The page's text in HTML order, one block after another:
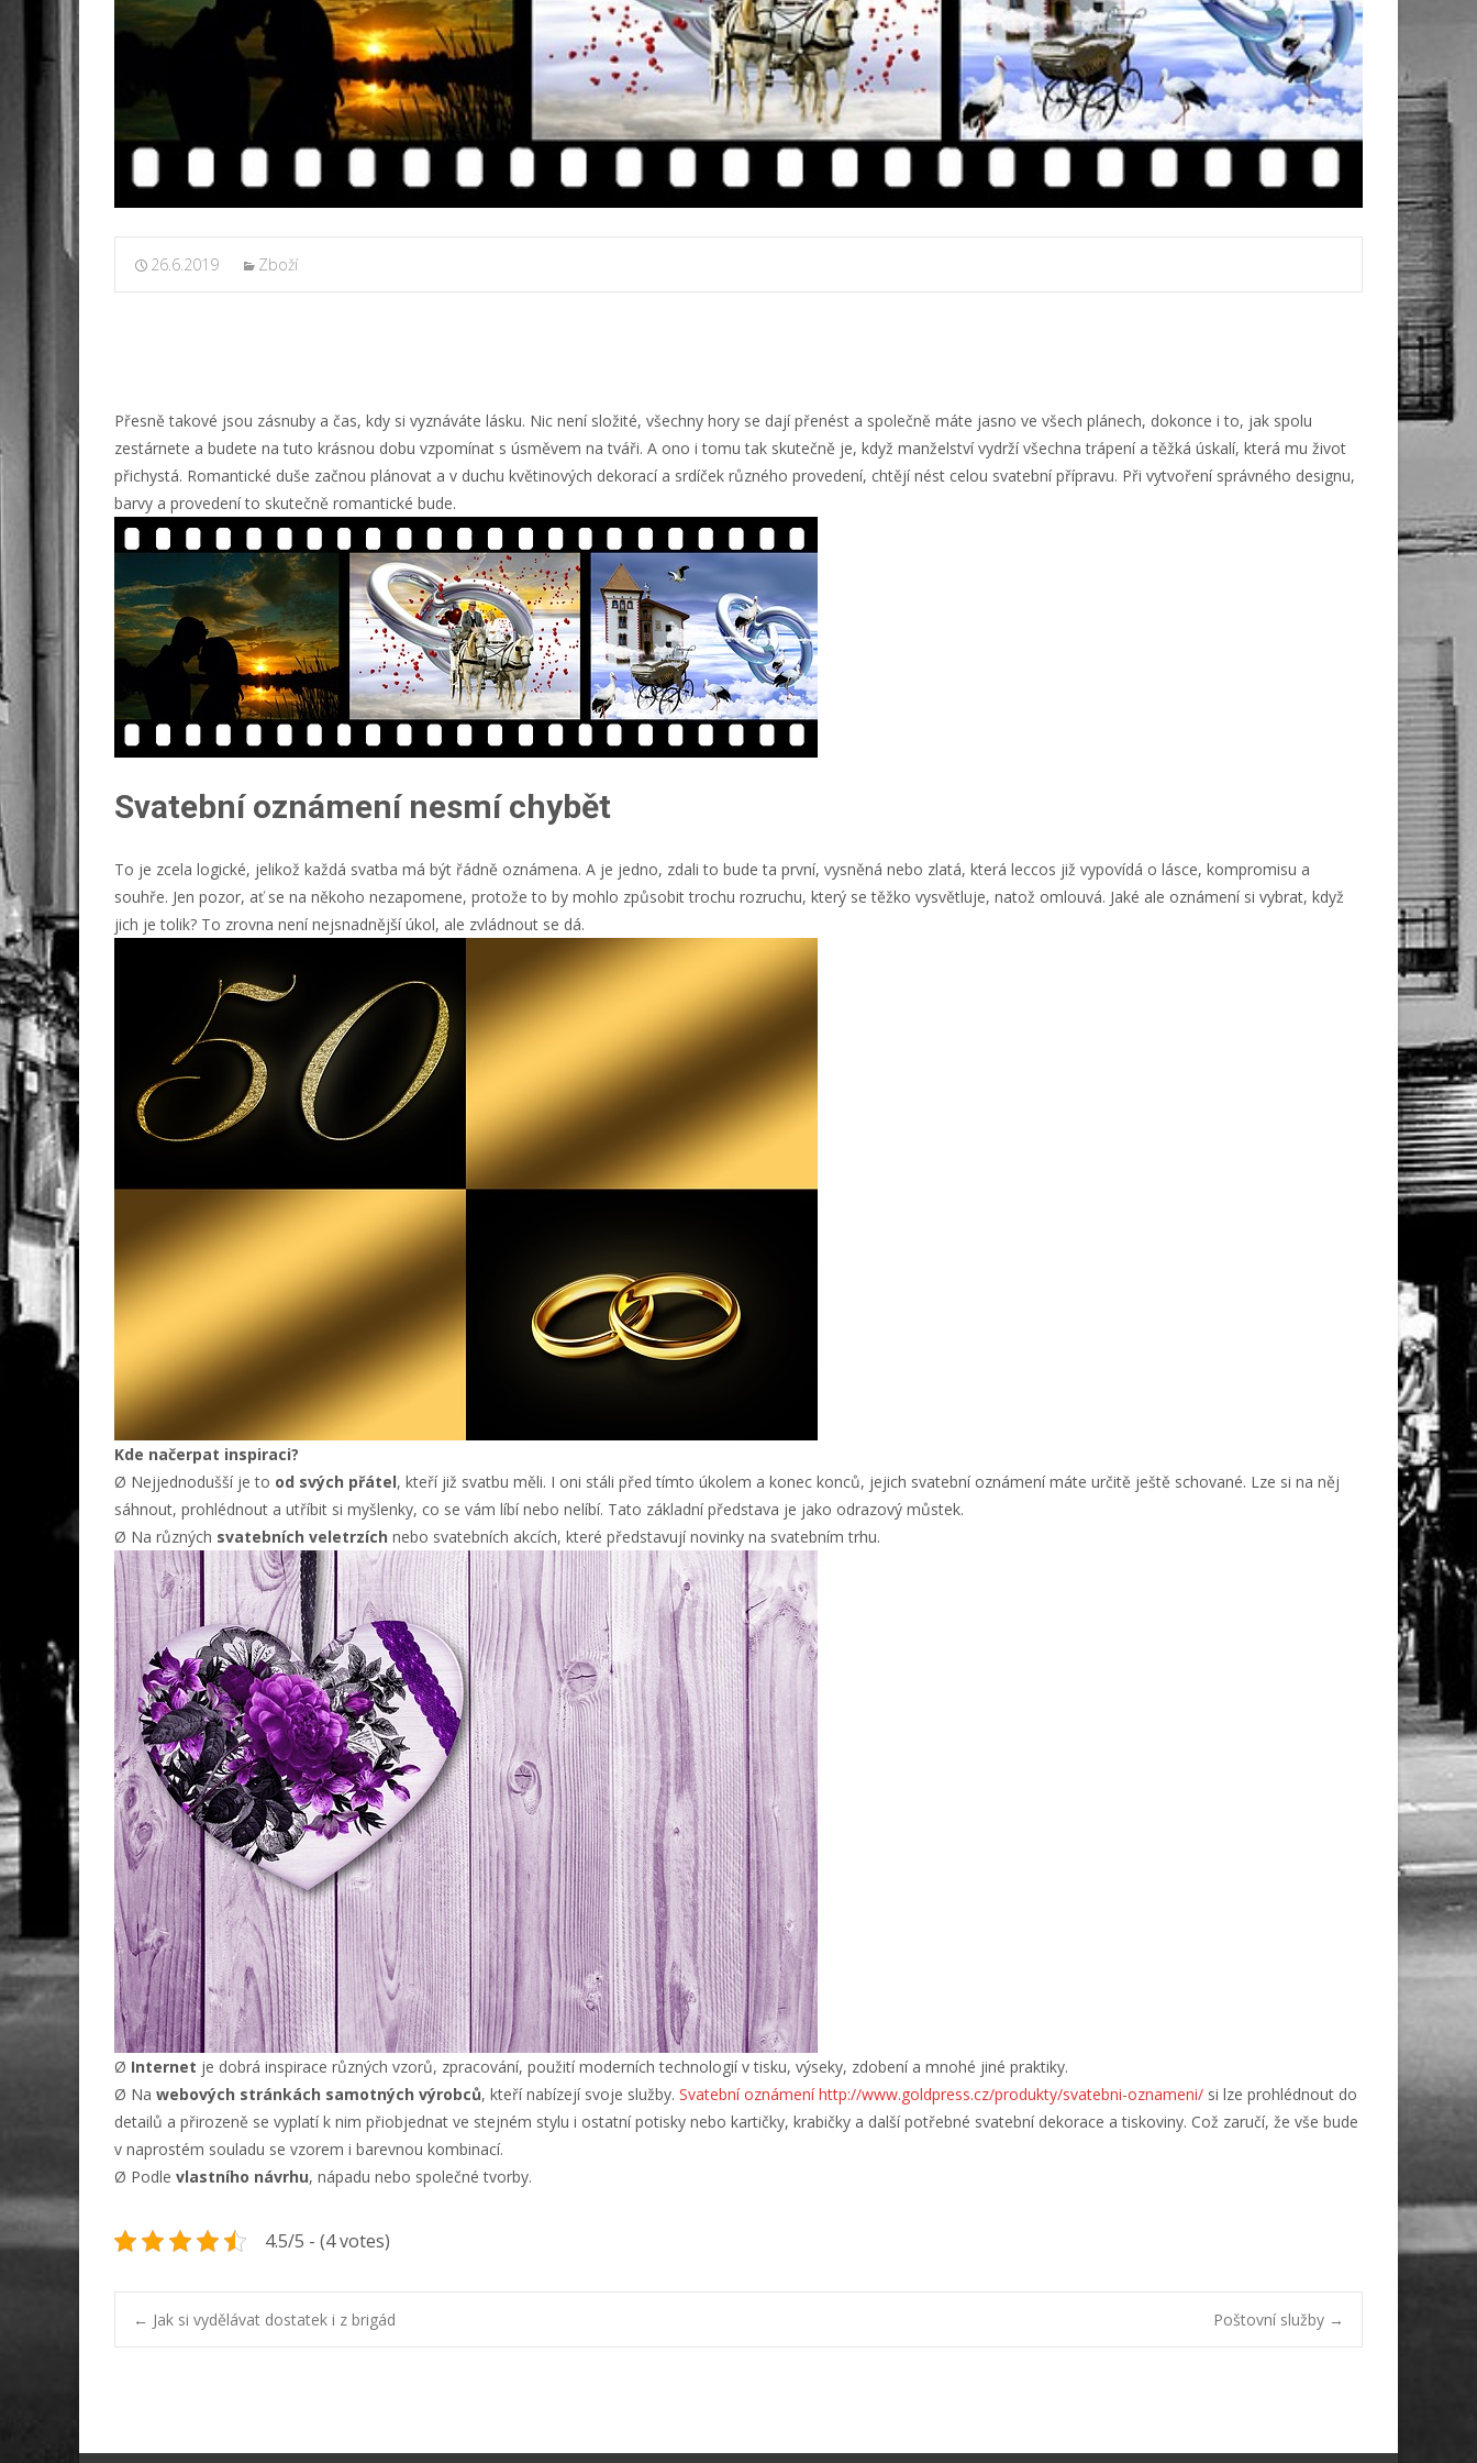
26.6.2019 Zboží
Přesně takové jsou zásnuby a čas, kdy si vyznáváte lásku. Nic není složité, všechny hory se dají přenést a společně máte jasno ve všech plánech, dokonce i to, jak spolu
zestárnete a budete na tuto krásnou dobu vzpomínat s úsměvem na tváři. A ono i tomu tak skutečně je, když manželství vydrží všechna trápení a těžká úskalí, která mu život
přichystá. Romantické duše začnou plánovat a v duchu květinových dekorací a srdíček různého provedení, chtějí nést celou svatební přípravu. Při vytvoření správného designu,
barvy a provedení to skutečně romantické bude.
Svatební oznámení nesmí chybět
To je zcela logické, jelikož každá svatba má být řádně oznámena. A je jedno, zdali to bude ta první, vysněná nebo zlatá, která leccos již vypovídá o lásce, kompromisu a
souhře. Jen pozor, ať se na někoho nezapomene, protože to by mohlo způsobit trochu rozruchu, který se těžko vysvětluje, natož omlouvá. Jaké ale oznámení si vybrat, když
jich je tolik? To zrovna není nejsnadnější úkol, ale zvládnout se dá.
Kde načerpat inspiraci?
Ø Nejjednodušší je to od svých přátel, kteří již svatbu měli. I oni stáli před tímto úkolem a konec konců, jejich svatební oznámení máte určitě ještě schované. Lze si na něj
sáhnout, prohlédnout a utříbit si myšlenky, co se vám líbí nebo nelíbí. Tato základní představa je jako odrazový můstek.
Ø Na různých svatebních veletrzích nebo svatebních akcích, které představují novinky na svatebním trhu.
Ø Internet je dobrá inspirace různých vzorů, zpracování, použití moderních technologií v tisku, výseky, zdobení a mnohé jiné praktiky.
Ø Na webových stránkách samotných výrobců, kteří nabízejí svoje služby. Svatební oznámení http://www.goldpress.cz/produkty/svatebni-oznameni/ si lze prohlédnout do
detailů a přirozeně se vyplatí k nim přiobjednat ve stejném stylu i ostatní potisky nebo kartičky, krabičky a další potřebné svatební dekorace a tiskoviny. Což zaručí, že vše bude
v naprostém souladu se vzorem i barevnou kombinací.
Ø Podle vlastního návrhu, nápadu nebo společné tvorby.
4.5/5 - (4 votes)
Post
← Jak si vydělávat dostatek i z brigád Poštovní služby →